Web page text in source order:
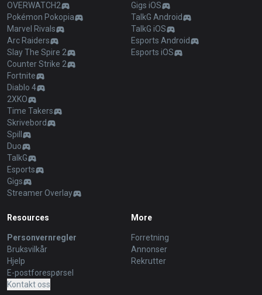
OVERWATCH2
Pokémon Pokopia
Marvel Rivals
Arc Raiders
Slay The Spire 2
Counter Strike 2
Fortnite
Diablo 4
2XKO
Time Takers
Skrivebord
Spill
Duo
TalkG
Esports
Gigs
Streamer Overlay
Gigs iOS
TalkG Android
TalkG iOS
Esports Android
Esports iOS
Resources
Personvernregler
Bruksvilkår
Hjelp
E-postforespørsel
Kontakt oss
More
Forretning
Annonser
Rekrutter